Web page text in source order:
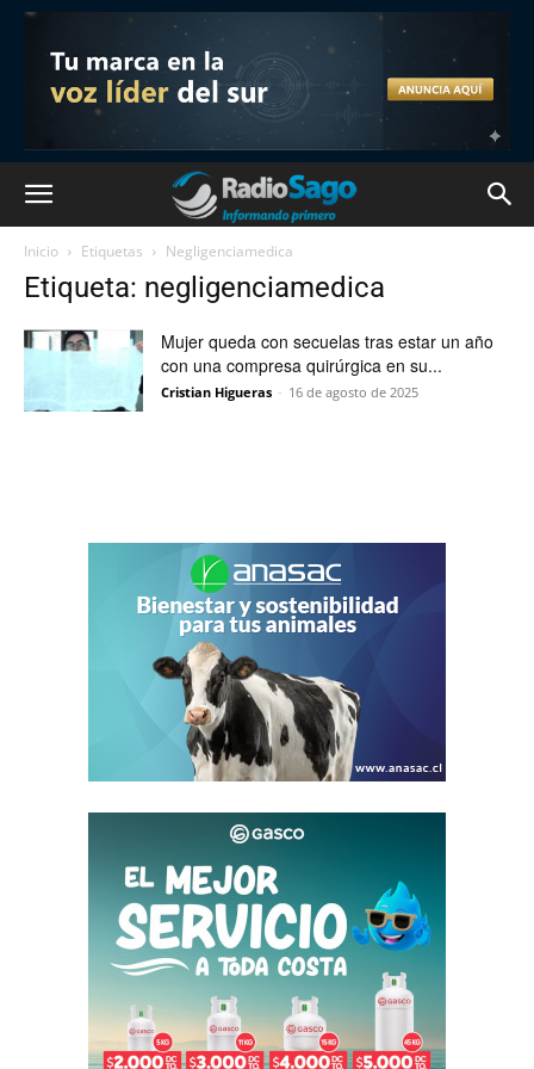
Inicio Etiquetas Negligenciamedica
Etiqueta: negligenciamedica
Mujer queda con secuelas tras estar un año
con una compresa quirúrgica en su...
Cristian Higueras - 16 de agosto de 2025